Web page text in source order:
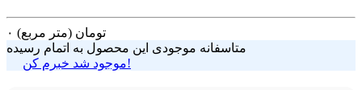
۰ تومان (متر مربع)
متاسفانه موجودی این محصول به اتمام رسیده
موجود شد خبرم کن!